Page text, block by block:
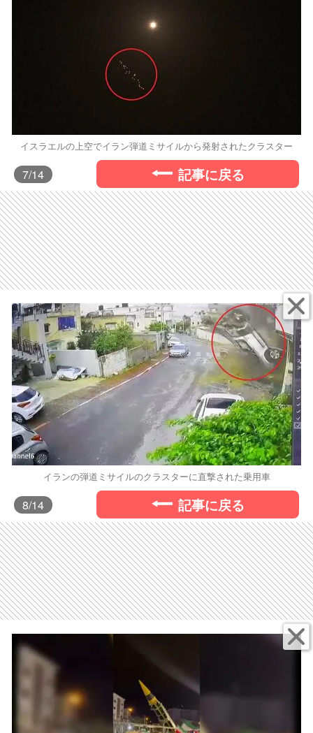
イスラエルの上空でイラン弾道ミサイルから発射されたクラスター
7/14 記事に戻る
イランの弾道ミサイルのクラスターに直撃された乗用車
8/14 記事に戻る